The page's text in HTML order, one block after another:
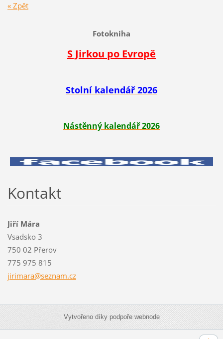
« Zpět
Fotokniha
S Jirkou po Evropě
Stolní kalendář 2026
Nástěnný kalendář 2026
Kontakt
Jiří Mára
Vsadsko 3
750 02 Přerov
775 975 815
jirimara@seznam.cz
Vytvořeno díky podpoře webnode